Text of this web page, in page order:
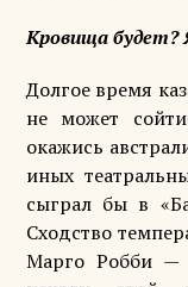
Кровища будет?
Долгое время
не может
окажись
иных
сыграл бы в
Сходство
Марго Робби —